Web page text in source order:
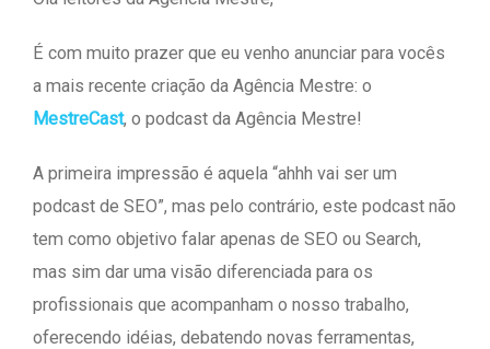
É com muito prazer que eu venho anunciar para vocês
a mais recente criação da Agência Mestre: o
MestreCast, o podcast da Agência Mestre!
A primeira impressão é aquela “ahhh vai ser um
podcast de SEO”, mas pelo contrário, este podcast não
tem como objetivo falar apenas de SEO ou Search,
mas sim dar uma visão diferenciada para os
profissionais que acompanham o nosso trabalho,
oferecendo idéias, debatendo novas ferramentas,